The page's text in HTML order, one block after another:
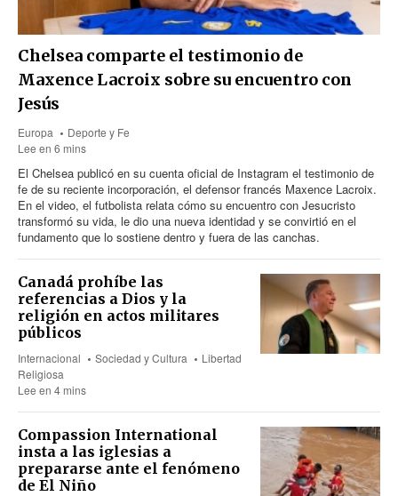
Chelsea comparte el testimonio de
Maxence Lacroix sobre su encuentro con
Jesús
Europa
Deporte y Fe
Lee en 6 mins
El Chelsea publicó en su cuenta oficial de Instagram el testimonio de
fe de su reciente incorporación, el defensor francés Maxence Lacroix.
En el video, el futbolista relata cómo su encuentro con Jesucristo
transformó su vida, le dio una nueva identidad y se convirtió en el
fundamento que lo sostiene dentro y fuera de las canchas.
Canadá prohíbe las
referencias a Dios y la
religión en actos militares
públicos
Internacional Sociedad y Cultura
Libertad
Religiosa
Lee en 4 mins
Compassion International
insta a las iglesias a
prepararse ante el fenómeno
de El Niño